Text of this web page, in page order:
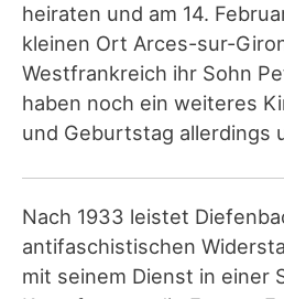
heiraten und am 14.
kleinen Ort Arces-sur-
Westfrankreich ihr Sohn
haben noch ein weiteres
und Geburtstag allerdings
Nach 1933 leistet
antifaschistischen
mit seinem Dienst in einer